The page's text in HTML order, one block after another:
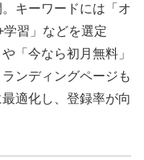
キーワードには「オ
習」などを選定
「今なら初月無料」
ンディングページも
適化し、登録率が向